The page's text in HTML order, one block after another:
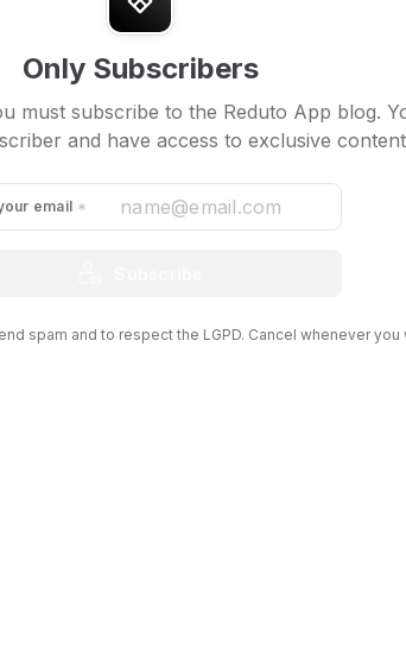
passou
Only Subscribers
must subscribe to the Reduto App blog.
and have access to exclusive
email
spam and to respect the LGPD. Cancel whenever you